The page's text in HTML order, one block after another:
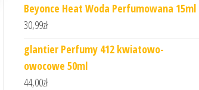
Beyonce Heat Woda Perfumowana 15ml
30,99zł
glantier Perfumy 412 kwiatowo-
owocowe 50ml
44,00zł